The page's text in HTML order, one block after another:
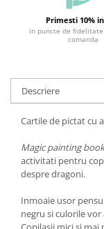
Primesti 10%
in puncte de
comanda
Descriere
Cartile de pictat cu
Magic painting
activitati pentru
despre dragoni.
Inmoaie usor
negru si culorile vor